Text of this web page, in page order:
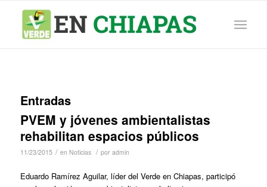
Entradas
PVEM y jóvenes ambientalistas
rehabilitan espacios públicos
11/23/2015 / en Noticias / por admin
Eduardo Ramírez Aguilar, líder del Verde en Chiapas, participó